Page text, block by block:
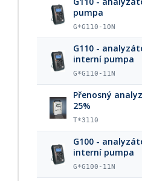
pumpa
G*G110-10N
G110 -
interní pumpa
G*G110-11N
Přenosný
25%
T*3110
G100 -
interní pumpa
G*G100-11N